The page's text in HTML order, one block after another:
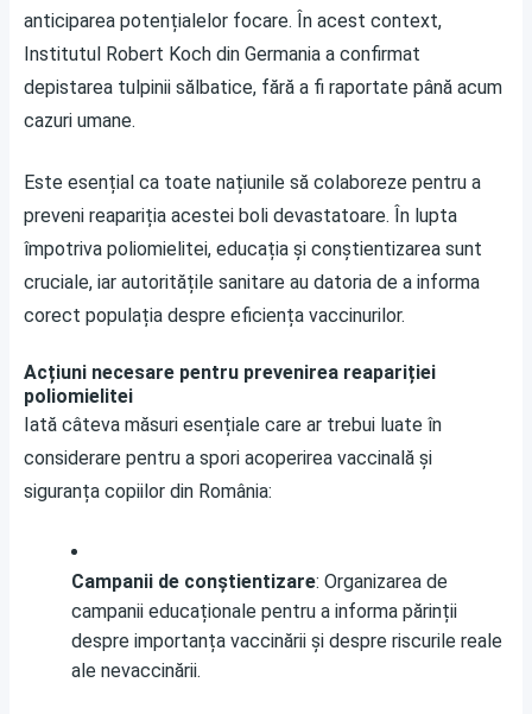
anticiparea potențialelor focare. În acest context,
Institutul Robert Koch din Germania a confirmat
depistarea tulpinii sălbatice, fără a fi raportate până acum
cazuri umane.
Este esențial ca toate națiunile să colaboreze pentru a
preveni reapariția acestei boli devastatoare. În lupta
împotriva poliomielitei, educația și conștientizarea sunt
cruciale, iar autoritățile sanitare au datoria de a informa
corect populația despre eficiența vaccinurilor.
Acțiuni necesare pentru prevenirea reapariției
poliomielitei
Iată câteva măsuri esențiale care ar trebui luate în
considerare pentru a spori acoperirea vaccinală și
siguranța copiilor din România:
Campanii de conștientizare: Organizarea de
campanii educaționale pentru a informa părinții
despre importanța vaccinării și despre riscurile reale
ale nevaccinării.